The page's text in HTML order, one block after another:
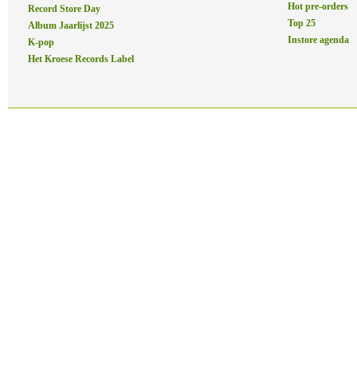
Record Store Day
Album Jaarlijst 2025
K-pop
Het Kroese Records Label
Hot pre-orders
Top 25
Instore agenda